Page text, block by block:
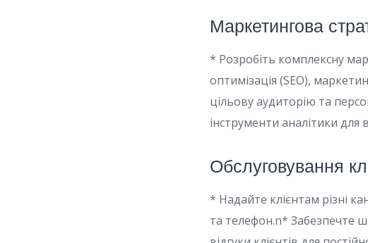
Маркетингова
* Розробіть комплексну
оптимізація (SEO),
цільову аудиторію та
інструменти аналітики
Обслуговування
* Надайте клієнтам різні
та телефон.n* Забезпечте